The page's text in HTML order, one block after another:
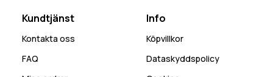
Kundtjänst
Kontakta oss
FAQ
Info
Köpvillkor
Dataskyddspolicy